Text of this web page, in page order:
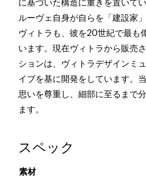
に基づいた構造に重きを置いて
ルーヴェ自身が自らを「建設家
ヴィトラも、彼を20世紀で最も
います。現在ヴィトラから販売
ションは、ヴィトラデザインミ
イブを基に開発をしています。
思いを尊重し、細部に至るまで
ます。
スペック
素材